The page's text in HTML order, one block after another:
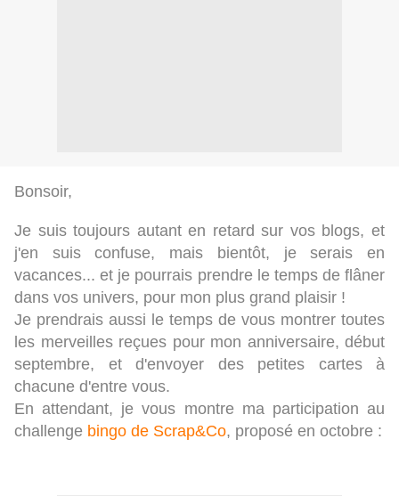
Bonsoir,
Je suis toujours autant en retard sur vos blogs, et
j'en suis confuse, mais bientôt, je serais en
vacances... et je pourrais prendre le temps de flâner
dans vos univers, pour mon plus grand plaisir !
Je prendrais aussi le temps de vous montrer toutes
les merveilles reçues pour mon anniversaire, début
septembre, et d'envoyer des petites cartes à
chacune d'entre vous.
En attendant, je vous montre ma participation au
challenge bingo de Scrap&Co, proposé en octobre :